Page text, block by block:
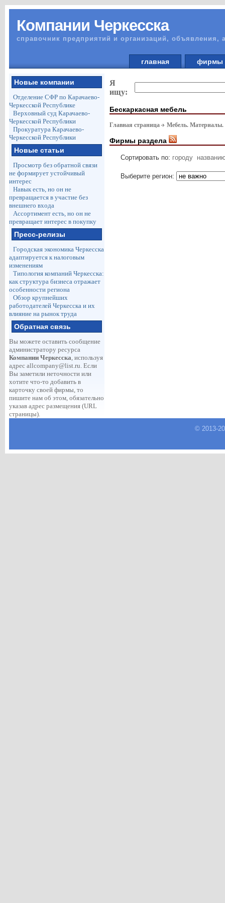
Компании Черкесска
справочник предприятий и организаций, объявления,
главная
Новые компании
Отделение СФР по Карачаево-
Черкесской Республике
Верховный суд Карачаево-
Черкесской Республики
Прокуратура Карачаево-
Черкесской Республики
Новые статьи
Просмотр без обратной связи
не формирует устойчивый
интерес
Навык есть, но он не
превращается в участие без
внешнего входа
Ассортимент есть, но он не
превращает интерес в покупку
Пресс-релизы
Городская экономика Черкесска
адаптируется к налоговым
изменениям
Типология компаний Черкесска:
как структура бизнеса отражает
особенности региона
Обзор крупнейших
работодателей Черкесска и их
влияние на рынок труда
Обратная связь
Вы можете оставить сообщение
администратору ресурса
Компании Черкесска, используя
адрес allcompany@list.ru. Если
Вы заметили неточности или
хотите что-то добавить в
карточку своей фирмы, то
пишите нам об этом, обязательно
указав адрес размещения (URL
страницы).
Я
ищу:
Бескаркасная мебель
Главная страница Мебель.
Фирмы раздела
Сортировать по: городу
Выберите регион:
© 2013-